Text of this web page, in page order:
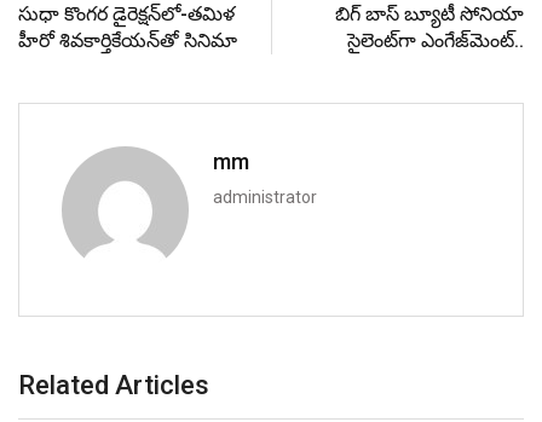
సుధా కొంగర డైరెక్షన్‌లో-తమిళ
హీరో శివకార్తికేయన్‌తో సినిమా
బిగ్ బాస్ బ్యూటీ సోనియా
సైలెంట్‌గా ఎంగేజ్‌మెంట్..
mm
administrator
Related Articles